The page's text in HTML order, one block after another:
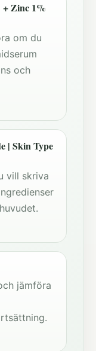
Zinc 1%
om du
och
| Skin Type
vill skriva
jämföra